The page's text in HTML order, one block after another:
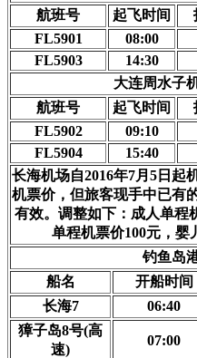
航班号
起飞时间
FL5901
08:00
FL5903
14:30
大连周水子
航班号
起飞时间
FL5902
09:10
FL5904
15:40
长海机场自2016年7月5日起
机票价，但旅客现手中已有
有效。调整如下：成人单程
单程机票价100元，婴
钓鱼岛
船名
开船时间
长海7
06:40
獐子岛8号(高
速)
07:00